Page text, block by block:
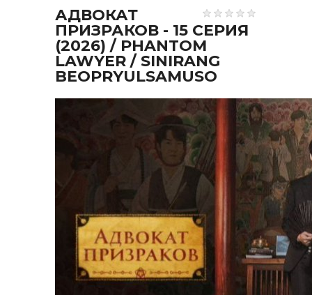
АДВОКАТ
ПРИЗРАКОВ - 15 СЕРИЯ
(2026) / PHANTOM
LAWYER / SINIRANG
BEOPRYULSAMUSO